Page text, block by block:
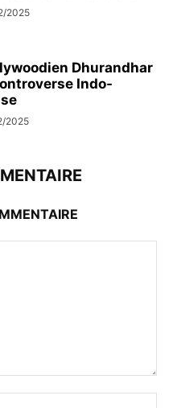
2025
Dhurandhar
Indo-
2025